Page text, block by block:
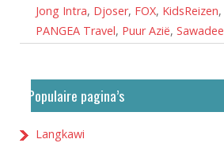
Jong Intra, Djoser, FOX, KidsReizen,
PANGEA Travel, Puur Azië, Sawadee
Populaire pagina’s
Langkawi